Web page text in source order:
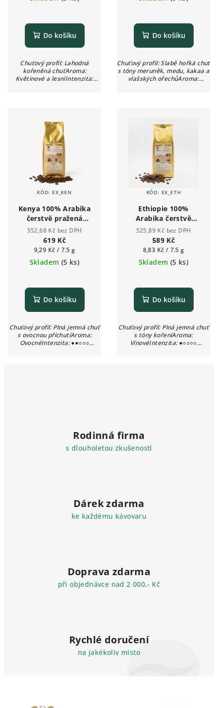
Rodinná firma
s dlouholetou zkušeností
Dárek zdarma
ke každému kávovaru
Doprava zdarma
při objednávce nad 2 000,- Kč
Rychlé doručení
na jakékoliv místo
Do košíku
Chuťový profil: Lahodná
kořeněná chuťAroma:
Květinové a lesníIntenzita:
Do košíku
Chuťový profil: Slabě hořká chuť
s tóny meruněk, medu, kakaa a
vlašských ořechůAroma:
Kenya 100% Arabika
čerstvě pražená
zrnková káva alacaffé
500g | Česká pražírna
552,68 Kč bez DPH
619 Kč
Měrná
cena:
9,29 Kč / 7.5 g
Skladem (5 ks)
Do košíku
Chuťový profil: Plná jemná chuť
s ovocnou příchutíAroma:
OvocnéIntenzita: ●●○○○
KÓD: EX_KEN
Ethiopie 100%
Arabika čerstvě
pražená zrnková káva
alacaffé 500g | Česká
pražírna
525,89 Kč bez DPH
589 Kč
Měrná
cena:
8,83 Kč / 7.5 g
Skladem (5 ks)
Do košíku
Chuťový profil: Plná jemná chuť
s tóny kořeníAroma:
VínovéIntenzita: ●○○○○
KÓD: EX_ETH